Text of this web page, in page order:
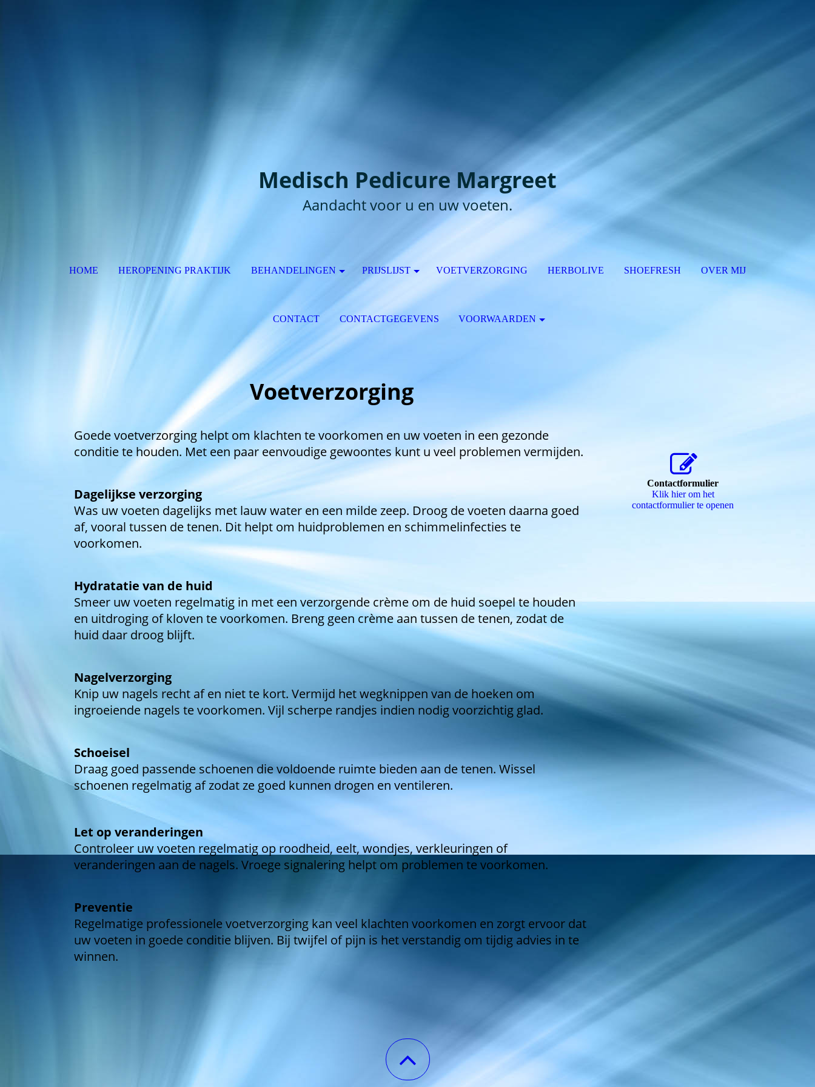
Medisch Pedicure Margreet
Aandacht voor u en uw voeten.
HOME HEROPENING PRAKTIJK BEHANDELINGEN PRIJSLIJST VOETVERZORGING HERBOLIVE SHOEFRESH OVER MIJ
CONTACT CONTACTGEGEVENS VOORWAARDEN
Voetverzorging
Goede voetverzorging helpt om klachten te voorkomen en uw voeten in een gezonde
conditie te houden. Met een paar eenvoudige gewoontes kunt u veel problemen vermijden.
Dagelijkse verzorging
Was uw voeten dagelijks met lauw water en een milde zeep. Droog de voeten daarna goed
af, vooral tussen de tenen. Dit helpt om huidproblemen en schimmelinfecties te
voorkomen.
Hydratatie van de huid
Smeer uw voeten regelmatig in met een verzorgende crème om de huid soepel te houden
en uitdroging of kloven te voorkomen. Breng geen crème aan tussen de tenen, zodat de
huid daar droog blijft.
Nagelverzorging
Knip uw nagels recht af en niet te kort. Vermijd het wegknippen van de hoeken om
ingroeiende nagels te voorkomen. Vijl scherpe randjes indien nodig voorzichtig glad.
Schoeisel
Draag goed passende schoenen die voldoende ruimte bieden aan de tenen. Wissel
schoenen regelmatig af zodat ze goed kunnen drogen en ventileren.
Let op veranderingen
Controleer uw voeten regelmatig op roodheid, eelt, wondjes, verkleuringen of
veranderingen aan de nagels. Vroege signalering helpt om problemen te voorkomen.
Preventie
Regelmatige professionele voetverzorging kan veel klachten voorkomen en zorgt ervoor dat
uw voeten in goede conditie blijven. Bij twijfel of pijn is het verstandig om tijdig advies in te
winnen.
Contactformulier
Klik hier om het
contactformulier te openen